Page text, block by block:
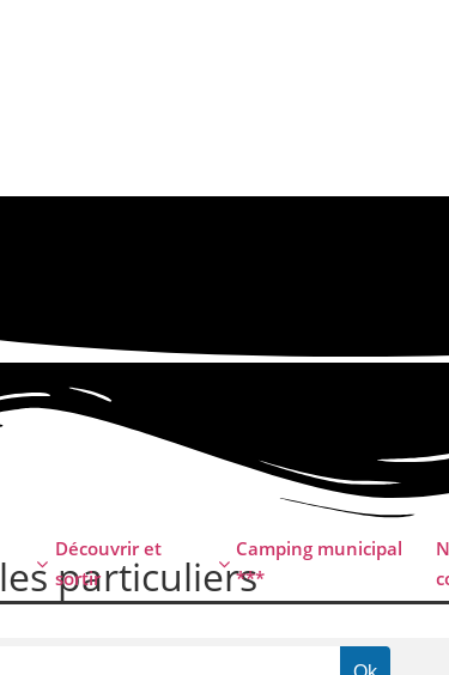
Découvrir et
sortir
Camping municipal
***
les particuliers